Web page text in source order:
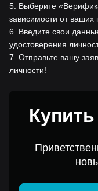
5 Выберите
зависимости от ваших
6
Введите свои
удостоверения
7 Отправьте вашу
личности!
Купить